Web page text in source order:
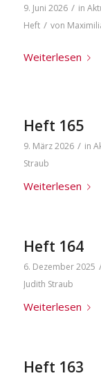
9. Juni 2026 / in
Heft / von
Weiterlesen
Heft 165
9. März 2026 / in
Straub
Weiterlesen
Heft 164
6. Dezember 2025
Judith Straub
Weiterlesen
Heft 163